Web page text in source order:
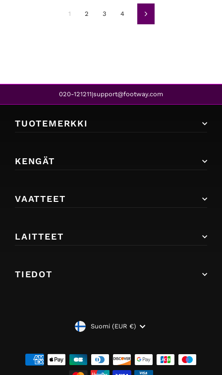
1 2 3 4 Seuraava
020-121211|support@footway.com
TUOTEMERKKI
KENGÄT
VAATTEET
LAITTEET
TIEDOT
VALUUTTA
Suomi (EUR €)